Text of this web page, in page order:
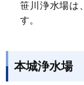
笹川浄水場は
す。
本城浄水場